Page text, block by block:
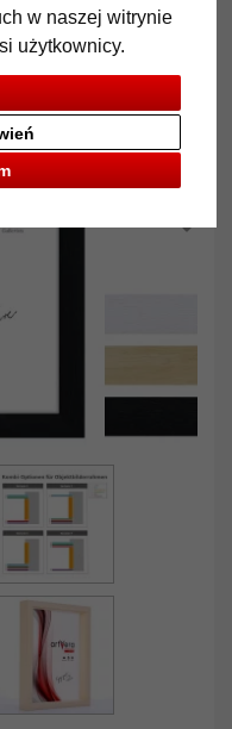
w naszej witrynie
użytkownicy.
Dalej